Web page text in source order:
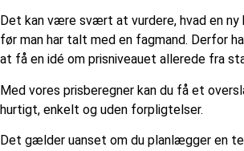
Det kan være svært at vurdere, hvad en
før man har talt med en fagmand. Derfor
at få en idé om prisniveauet allerede fra
Med vores prisberegner kan du få et
hurtigt, enkelt og uden forpligtelser.
Det gælder uanset om du planlægger en